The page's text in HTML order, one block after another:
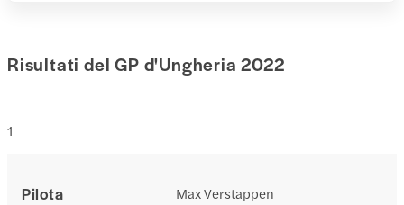
Risultati del GP d'Ungheria 2022
Pilota
1
Max Verstappen